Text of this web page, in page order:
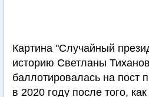
Картина "Случайный
историю Светланы
баллотировалась на пост
в 2020 году после того,